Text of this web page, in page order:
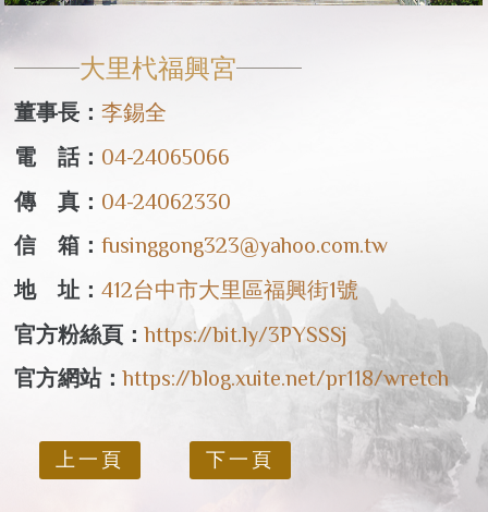
大里杙福興宮
董事長：李錫全
電 話： 04-24065066
傳 真： 04-24062330
信 箱：fusinggong323@yahoo.com.tw
地 址：412台中市大里區福興街1號
官方粉絲頁：https://bit.ly/3PYSSSj
官方網站：https://blog.xuite.net/pr118/wretch
上一頁 下一頁